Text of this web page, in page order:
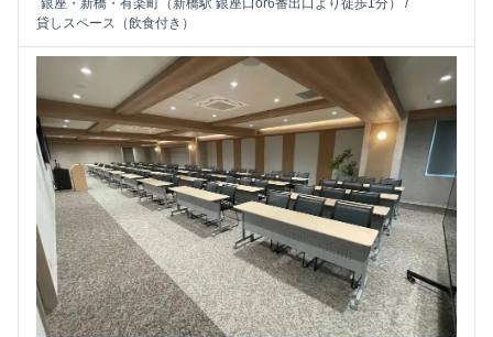
銀座・新橋・有楽町（新橋駅 銀座口or6番出口より徒歩1分）
/
貸しスペース（飲食付き）